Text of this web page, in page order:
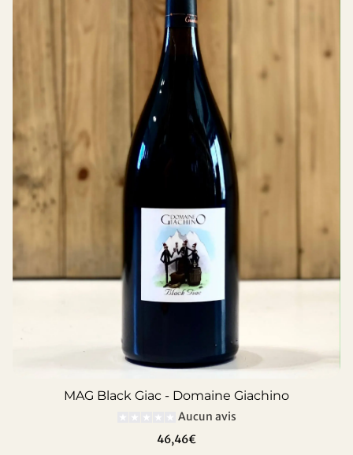
MAG Black Giac - Domaine Giachino
Aucun avis
46,46€